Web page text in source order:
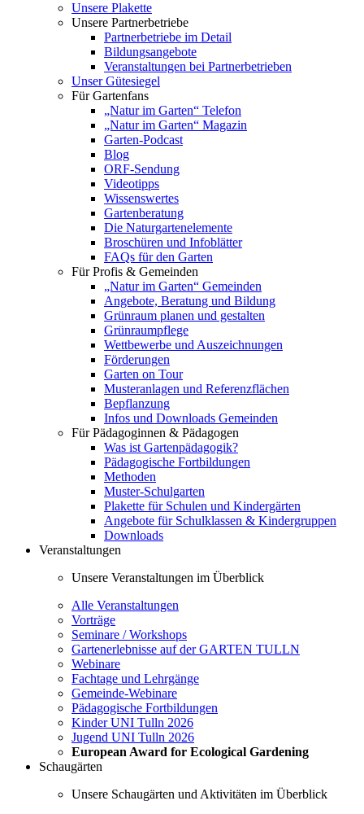
Unsere Plakette
Unsere Partnerbetriebe
Partnerbetriebe im Detail
Bildungsangebote
Veranstaltungen bei Partnerbetrieben
Unser Gütesiegel
Für Gartenfans
„Natur im Garten“ Telefon
„Natur im Garten“ Magazin
Garten-Podcast
Blog
ORF-Sendung
Videotipps
Wissenswertes
Gartenberatung
Die Naturgartenelemente
Broschüren und Infoblätter
FAQs für den Garten
Für Profis & Gemeinden
„Natur im Garten“ Gemeinden
Angebote, Beratung und Bildung
Grünraum planen und gestalten
Grünraumpflege
Wettbewerbe und Auszeichnungen
Förderungen
Garten on Tour
Musteranlagen und Referenzflächen
Bepflanzung
Infos und Downloads Gemeinden
Für Pädagoginnen & Pädagogen
Was ist Gartenpädagogik?
Pädagogische Fortbildungen
Methoden
Muster-Schulgarten
Plakette für Schulen und Kindergärten
Angebote für Schulklassen & Kindergruppen
Downloads
Veranstaltungen
Unsere Veranstaltungen im Überblick
Alle Veranstaltungen
Vorträge
Seminare / Workshops
Gartenerlebnisse auf der GARTEN TULLN
Webinare
Fachtage und Lehrgänge
Gemeinde-Webinare
Pädagogische Fortbildungen
Kinder UNI Tulln 2026
Jugend UNI Tulln 2026
European Award for Ecological Gardening
Schaugärten
Unsere Schaugärten und Aktivitäten im Überblick